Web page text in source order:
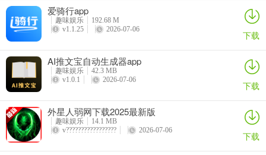
删除相应的java文件的默认.source标签名称；
Analytics（分析）/ Crashlytics / Firebase已停用；
解锁全部高级版功能
爱骑行app
趣味娱乐
192.68 M
v1.1.25
2026-07-06 下载
AI推文宝自动生成器app
趣味娱乐
42.3 MB
v1.0.1
2026-07-06 下载
​外星人弱网下载2025最新版
趣味娱乐
14.1 MB
v?????????????????
2026-07-06 下载